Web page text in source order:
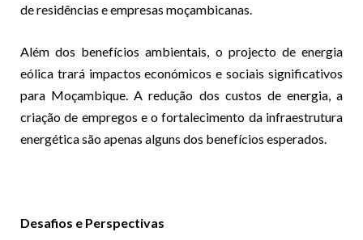
de residências e empresas moçambicanas.
Além dos benefícios ambientais, o projecto de energia
eólica trará impactos económicos e sociais significativos
para Moçambique. A redução dos custos de energia, a
criação de empregos e o fortalecimento da infraestrutura
energética são apenas alguns dos benefícios esperados.
Desafios e Perspectivas